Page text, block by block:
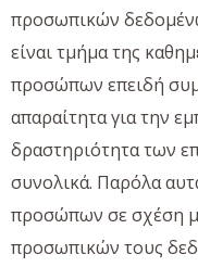
προσωπικών
είναι τμήμα της
προσώπων επειδή
απαραίτητα για την
δραστηριότητα των
συνολικά. Παρόλα
προσώπων σε σχέση
προσωπικών τους